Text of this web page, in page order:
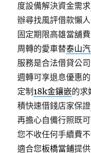
度設備解決資金需求
辦尋找風評借款懶
固定期限高雄當舖
周轉的愛車替泰山
服務是合法借貸公
週轉可享退息優惠
定制18k金鑲嵌的求
積快速借錢店家保證
再擔心自備行照既
您不收任何手續費
適合您板橋當鋪提